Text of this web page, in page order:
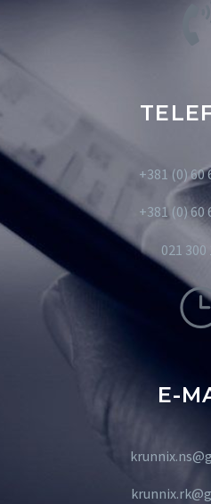
+381 (0) 60
+381 (0) 60
021 300
E-